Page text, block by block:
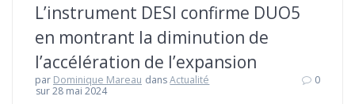
L’instrument DESI confirme DUO5
en montrant la diminution de
l’accélération de l’expansion
par Dominique Mareau dansActualité
sur 28 mai 2024
0